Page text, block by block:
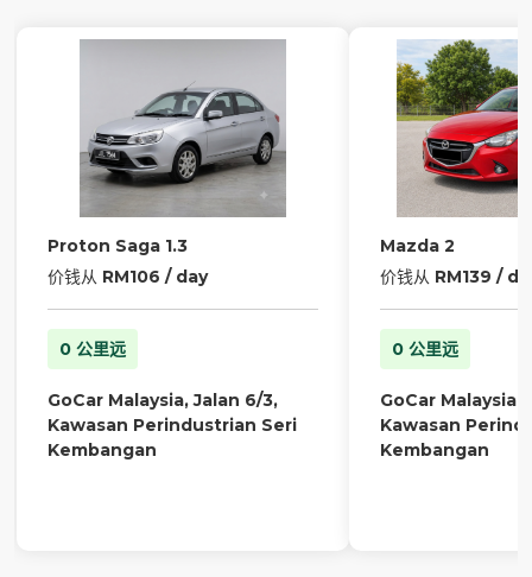
Proton Saga 1.3
价钱从 RM106 / day
0 公里远
GoCar Malaysia, Jalan 6/3,
Kawasan Perindustrian Seri
Kembangan
Mazda 2
价钱从 RM139 /
0 公里远
GoCar Malaysia,
Kawasan
Kembangan